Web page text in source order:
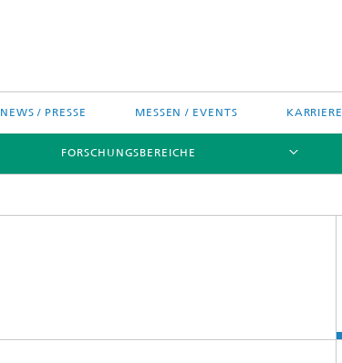
NEWS / PRESSE MESSEN / EVENTS KARRIERE
FORSCHUNGSBEREICHE